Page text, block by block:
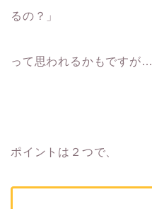
るの？」
って思われるかもですが…
ポイントは２つで、